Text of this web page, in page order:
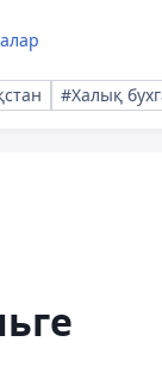
#Халық